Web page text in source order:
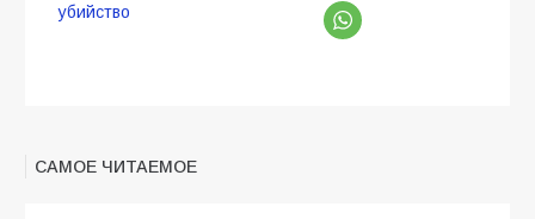
убийство
САМОЕ ЧИТАЕМОЕ